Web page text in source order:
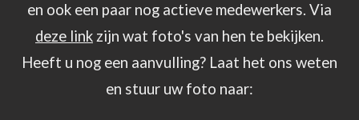
en ook een paar nog actieve medewerkers. Via
deze link zijn wat foto's van hen te bekijken.
Heeft u nog een aanvulling? Laat het ons weten
en stuur uw foto naar: